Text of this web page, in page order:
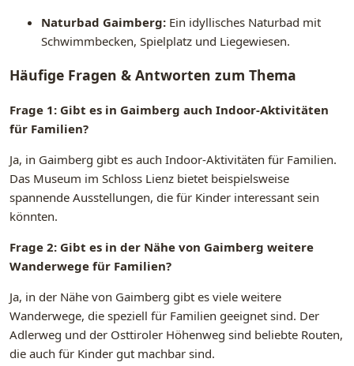
Naturbad Gaimberg: Ein idyllisches Naturbad mit
Schwimmbecken, Spielplatz und Liegewiesen.
Häufige Fragen & Antworten zum Thema
Frage 1: Gibt es in Gaimberg auch Indoor-Aktivitäten
für Familien?
Ja, in Gaimberg gibt es auch Indoor-Aktivitäten für Familien.
Das Museum im Schloss Lienz bietet beispielsweise
spannende Ausstellungen, die für Kinder interessant sein
könnten.
Frage 2: Gibt es in der Nähe von Gaimberg weitere
Wanderwege für Familien?
Ja, in der Nähe von Gaimberg gibt es viele weitere
Wanderwege, die speziell für Familien geeignet sind. Der
Adlerweg und der Osttiroler Höhenweg sind beliebte Routen,
die auch für Kinder gut machbar sind.